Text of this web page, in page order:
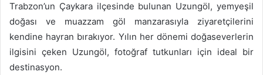
Trabzon’un Çaykara ilçesinde bulunan Uzungöl, yemyeşil
doğası ve muazzam göl manzarasıyla ziyaretçilerini
kendine hayran bırakıyor. Yılın her dönemi doğaseverlerin
ilgisini çeken Uzungöl, fotoğraf tutkunları için ideal bir
destinasyon.